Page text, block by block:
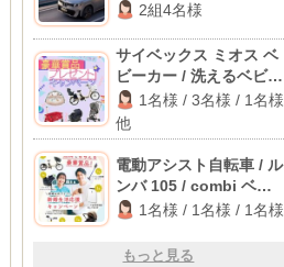
2組4名様
サイベックス ミオス ベ
ビーカー / 洗えるベビー
布団セット / パナソニッ
ク 電動自転車 他
1名様 / 3名様 / 1名様
他
電動アシスト自転車 / ル
ンバ 105 / combi ベビ
ーラック
1名様 / 1名様 / 1名様
もっと見る